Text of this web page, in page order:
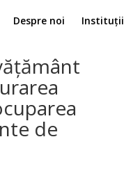
Despre noi Instituții
de